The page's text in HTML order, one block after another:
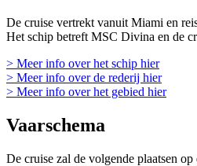
De cruise vertrekt vanuit Miami en
Het schip betreft MSC Divina en de
> Meer info over het schip hier
> Meer info over de rederij hier
> Meer info over het gebied hier
Vaarschema
De cruise zal de volgende plaatsen